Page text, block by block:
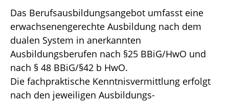
Das Berufsausbildungsangebot umfasst eine
erwachsenengerechte Ausbildung nach dem
dualen System in anerkannten
Ausbildungsberufen nach §25 BBiG/HwO und
nach § 48 BBiG/§42 b HwO.
Die fachpraktische Kenntnisvermittlung erfolgt
nach den jeweiligen Ausbildungs-